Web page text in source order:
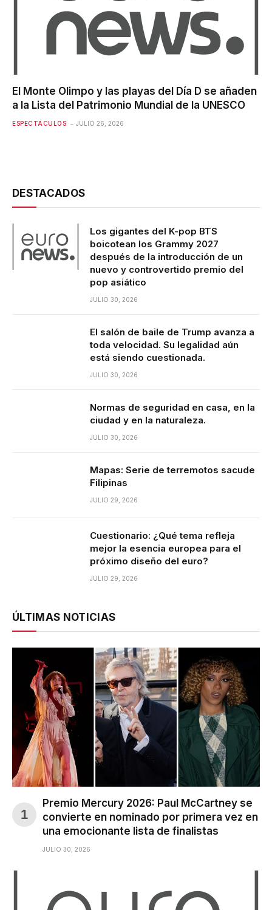
El Monte Olimpo y las playas del Día D se añaden
a la Lista del Patrimonio Mundial de la UNESCO
ESPECTÁCULOS JULIO 26, 2026
DESTACADOS
Los gigantes del K-pop BTS
boicotean los Grammy 2027
después de la introducción de un
nuevo y controvertido premio del
pop asiático
JULIO 30, 2026
El salón de baile de Trump avanza a
toda velocidad. Su legalidad aún
está siendo cuestionada.
JULIO 30, 2026
Normas de seguridad en casa, en la
ciudad y en la naturaleza.
JULIO 30, 2026
Mapas: Serie de terremotos sacude
Filipinas
JULIO 29, 2026
Cuestionario: ¿Qué tema refleja
mejor la esencia europea para el
próximo diseño del euro?
JULIO 29, 2026
ÚLTIMAS NOTICIAS
Premio Mercury 2026: Paul McCartney se
convierte en nominado por primera vez en
una emocionante lista de finalistas
JULIO 30, 2026